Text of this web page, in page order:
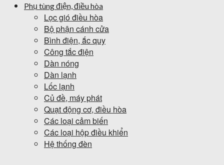
Phụ tùng điện, điều hòa
Lọc gió điều hòa
Bộ phận cánh cửa
Bình điện, ắc quy
Công tắc điện
Dàn nóng
Dàn lạnh
Lốc lạnh
Củ đề, máy phát
Quạt động cơ, điều hòa
Các loại cảm biến
Các loại hộp điều khiển
Hệ thống đèn